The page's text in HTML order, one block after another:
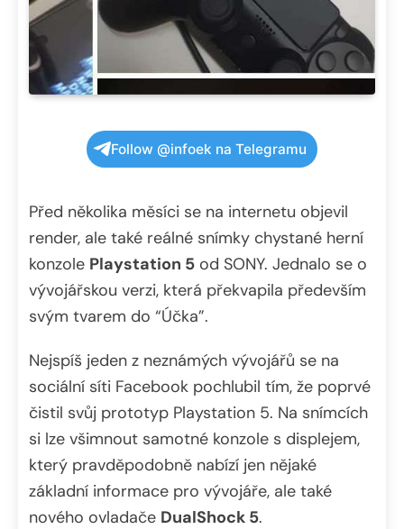
Follow @infoek na Telegramu
Před několika měsíci se na internetu objevil
render, ale také reálné snímky chystané herní
konzole Playstation 5 od SONY. Jednalo se o
vývojářskou verzi, která překvapila především
svým tvarem do “Účka”.
Nejspíš jeden z neznámých vývojářů se na
sociální síti Facebook pochlubil tím, že poprvé
čistil svůj prototyp Playstation 5. Na snímcích
si lze všimnout samotné konzole s displejem,
který pravděpodobně nabízí jen nějaké
základní informace pro vývojáře, ale také
nového ovladače DualShock 5.